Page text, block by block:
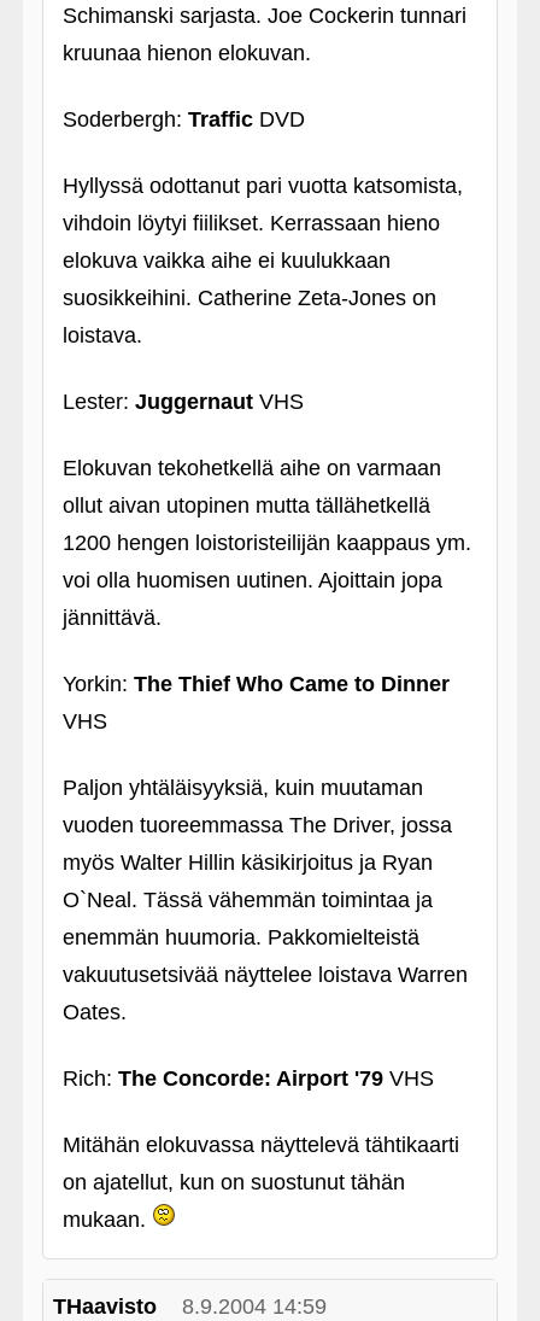
Schimanski sarjasta. Joe Cockerin tunnari
kruunaa hienon elokuvan.
Soderbergh: TrafficDVD
Hyllyssä odottanut pari vuotta katsomista,
vihdoin löytyi fiilikset. Kerrassaan hieno
elokuva vaikka aihe ei kuulukkaan
suosikkeihini. Catherine Zeta-Jones on
loistava.
Lester: JuggernautVHS
Elokuvan tekohetkellä aihe on varmaan
ollut aivan utopinen mutta tällähetkellä
1200 hengen loistoristeilijän kaappaus ym.
voi olla huomisen uutinen. Ajoittain jopa
jännittävä.
Yorkin: The Thief Who Came to Dinner
VHS
Paljon yhtäläisyyksiä, kuin muutaman
vuoden tuoreemmassa The Driver, jossa
myös Walter Hillin käsikirjoitus ja Ryan
O`Neal. Tässä vähemmän toimintaa ja
enemmän huumoria. Pakkomielteistä
vakuutusetsivää näyttelee loistava Warren
Oates.
Rich: The Concorde: Airport '79VHS
Mitähän elokuvassa näyttelevä tähtikaarti
on ajatellut, kun on suostunut tähän
mukaan.
THaavisto 8.9.2004 14:59